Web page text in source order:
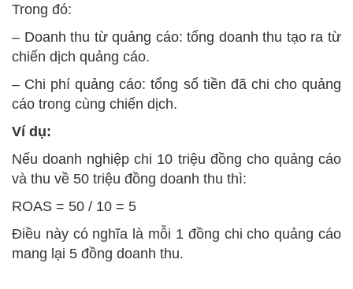
Trong đó:
– Doanh thu từ quảng cáo: tổng doanh thu tạo ra từ
chiến dịch quảng cáo.
– Chi phí quảng cáo: tổng số tiền đã chi cho quảng
cáo trong cùng chiến dịch.
Ví dụ:
Nếu doanh nghiệp chi 10 triệu đồng cho quảng cáo
và thu về 50 triệu đồng doanh thu thì:
ROAS = 50 / 10 = 5
Điều này có nghĩa là mỗi 1 đồng chi cho quảng cáo
mang lại 5 đồng doanh thu.